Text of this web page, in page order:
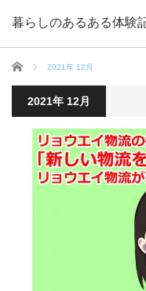
暮らしのあるある体験
ホーム 2021年 12月
2021年 12月